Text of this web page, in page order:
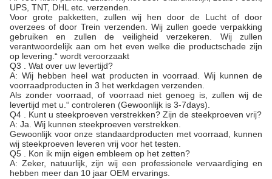
UPS, TNT, DHL etc. verzenden.
Voor grote pakketten, zullen wij hen door de Lucht of door
overzees of door Trein verzenden. Wij zullen goede verpakking
gebruiken en zullen de veiligheid verzekeren. Wij zullen
verantwoordelijk aan om het even welke die productschade zijn
op levering.“ wordt veroorzaakt
Q3 . Wat over uw levertijd?
A: Wij hebben heel wat producten in voorraad. Wij kunnen de
voorraadproducten in 3 het werkdagen verzenden.
Als zonder voorraad, of voorraad niet genoeg is, zullen wij de
levertijd met u.“ controleren (Gewoonlijk is 3-7days).
Q4 . Kunt u steekproeven verstrekken? Zijn de steekproeven vrij?
A: Ja. Wij kunnen steekproeven verstrekken.
Gewoonlijk voor onze standaardproducten met voorraad, kunnen
wij steekproeven leveren vrij voor het testen.
Q5 . Kon ik mijn eigen embleem op het zetten?
A: Zeker, natuurlijk, zijn wij een professionele vervaardiging en
hebben meer dan 10 jaar OEM ervarings.